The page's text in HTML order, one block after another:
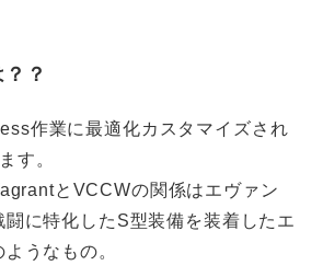
？
作業に最適化カスタマイズされ
す。
とVCCWの関係はエヴァン
に特化したS型装備を装着したエ
うなもの。